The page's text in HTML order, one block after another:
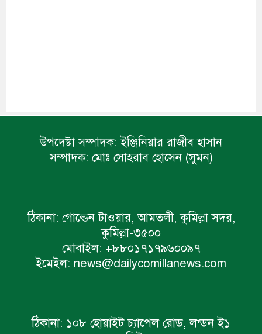
উপদেষ্টা সম্পাদক: ইঞ্জিনিয়ার রাজীব হাসান
সম্পাদক: মোঃ সোহরাব হোসেন (সুমন)
ঠিকানা: গোল্ডেন টাওয়ার, আমতলী, কুমিল্লা সদর,
কুমিল্লা-৩৫০০
মোবাইল: +৮৮০১৭১৭৯৬০০৯৭
ইমেইল: news@dailycomillanews.com
ঠিকানা: ১০৮ হোয়াইট চ্যাপেল রোড, লন্ডন ই১